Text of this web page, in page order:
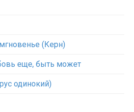
(Керн)
еще, быть может
одинокий)